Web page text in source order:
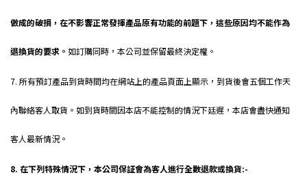
做成的破損，在不影響正常發揮產品原有功能的前題下，這些原因均不能作為
退換貨的要求。 如訂購同時，本公司並保留最終決定權。
7. 所有預訂產品到貨時間均在網站上的產品頁面上顯示，到貨後會五個工作天
內聯絡客人取貨。如到貨時間因本店不能控制的情況下廷遲，本店會盡快通知
客人最新情況。
8. 在下列特殊情況下，本公司保証會為客人進行全數退款或換貨:-